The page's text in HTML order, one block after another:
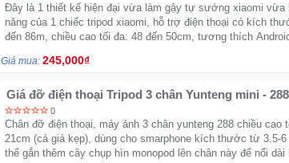
Đây là 1 thiết kế hiện đại vừa làm gậy tự sướng xiaomi vừa
năng của 1 chiếc tripod xiaomi, hỗ trợ điện thoại có kích
đến 86m, chiều cao tối đa: 48 đến 50cm, tương thích
Giá mua: 245,000₫
Giá đỡ điện thoại Tripod 3 chân Yunteng mini - 288
0
Chân đỡ điện thoại, máy ảnh 3 chân yunteng 288 chiều cao
21cm (cả giá kẹp), dùng cho smarphone kích thước từ 3.5-
thể gắn thêm cây chụp hìn monopod lên chân này để nối dài